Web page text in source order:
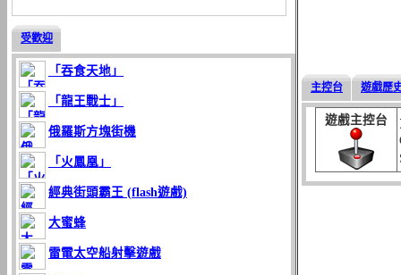
受歡迎
「吞食天地」
「龍王戰士」
俄羅斯方塊街機
「火鳳凰」
經典街頭霸王 (flash遊戲)
大蜜蜂
雷電太空船射擊遊戲
主控台 遊戲歷
遊戲主控台